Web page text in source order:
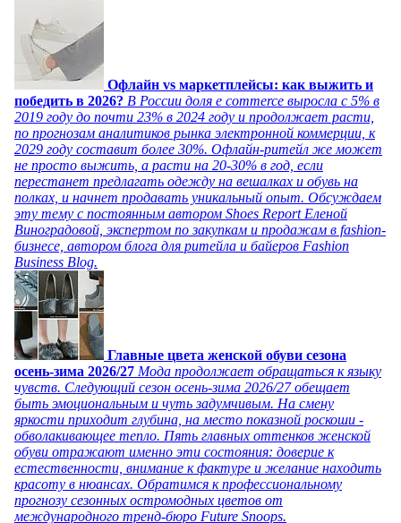
Офлайн vs маркетплейсы: как выжить и
победить в 2026? В России доля e commerce выросла с 5% в
2019 году до почти 23% в 2024 году и продолжает расти,
по прогнозам аналитиков рынка электронной коммерции, к
2029 году составит более 30%. Офлайн-ритейл же может
не просто выжить, а расти на 20-30% в год, если
перестанет предлагать одежду на вешалках и обувь на
полках, и начнет продавать уникальный опыт. Обсуждаем
эту тему с постоянным автором Shoes Report Еленой
Виноградовой, экспертом по закупкам и продажам в fashion-
бизнесе, автором блога для ритейла и байеров Fashion
Business Blog.
Главные цвета женской обуви сезона
осень-зима 2026/27 Мода продолжает обращаться к языку
чувств. Следующий сезон осень-зима 2026/27 обещает
быть эмоциональным и чуть задумчивым. На смену
яркости приходит глубина, на место показной роскоши -
обволакивающее тепло. Пять главных оттенков женской
обуви отражают именно эти состояния: доверие к
естественности, внимание к фактуре и желание находить
красоту в нюансах. Обратимся к профессиональному
прогнозу сезонных остромодных цветов от
международного тренд-бюро Future Snoops.